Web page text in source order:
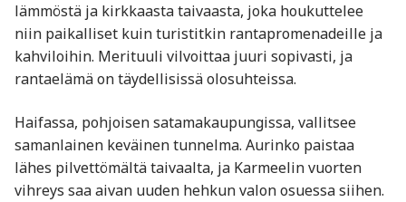
lämmöstä ja kirkkaasta taivaasta, joka houkuttelee
niin paikalliset kuin turistitkin rantapromenadeille ja
kahviloihin. Merituuli vilvoittaa juuri sopivasti, ja
rantaelämä on täydellisissä olosuhteissa.
Haifassa, pohjoisen satamakaupungissa, vallitsee
samanlainen keväinen tunnelma. Aurinko paistaa
lähes pilvettömältä taivaalta, ja Karmeelin vuorten
vihreys saa aivan uuden hehkun valon osuessa siihen.